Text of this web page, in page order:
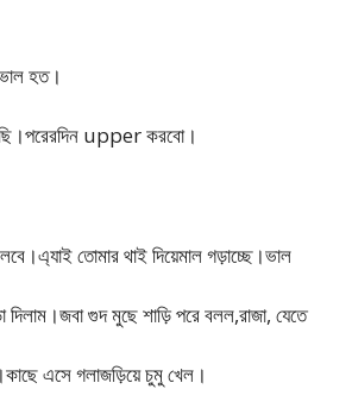
হত।
upper করবো।
তোমার থাই দিয়েমাল গড়াচ্ছে।ভাল
গুদ মুছে শাড়ি পরে বলল,রাজা, যেতে
এসে গলাজড়িয়ে চুমু খেল।